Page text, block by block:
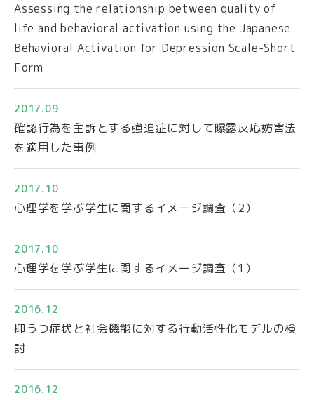
Assessing the relationship between quality of
life and behavioral activation using the Japanese
Behavioral Activation for Depression Scale-Short
Form
2017.09
確認行為を主訴とする強迫症に対して曝露反応妨害法
を適用した事例
2017.10
心理学を学ぶ学生に関するイメージ調査（2）
2017.10
心理学を学ぶ学生に関するイメージ調査（1）
2016.12
抑うつ症状と社会機能に対する行動活性化モデルの検
討
2016.12